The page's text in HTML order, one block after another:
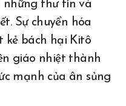
những thư tín và
Sự chuyển hóa
kẻ bách hại Kitô
giáo nhiệt thành
mạnh của ân sủng